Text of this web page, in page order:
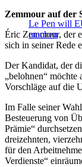
Le Pen will
machen
Zemmour auf der
Éric Zemmour, der
sich in seiner Rede
Der Kandidat, der
„belohnen“ möchte
Vorschläge auf die
Im Falle seiner
Besteuerung von
Prämie“
dreizehnten,
für den
Verdienste“